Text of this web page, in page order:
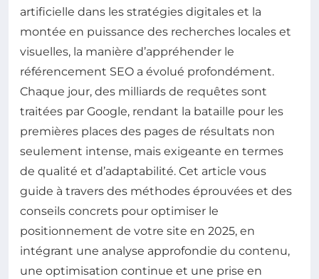
artificielle dans les stratégies digitales et la
montée en puissance des recherches locales et
visuelles, la manière d’appréhender le
référencement SEO a évolué profondément.
Chaque jour, des milliards de requêtes sont
traitées par Google, rendant la bataille pour les
premières places des pages de résultats non
seulement intense, mais exigeante en termes
de qualité et d’adaptabilité. Cet article vous
guide à travers des méthodes éprouvées et des
conseils concrets pour optimiser le
positionnement de votre site en 2025, en
intégrant une analyse approfondie du contenu,
une optimisation continue et une prise en